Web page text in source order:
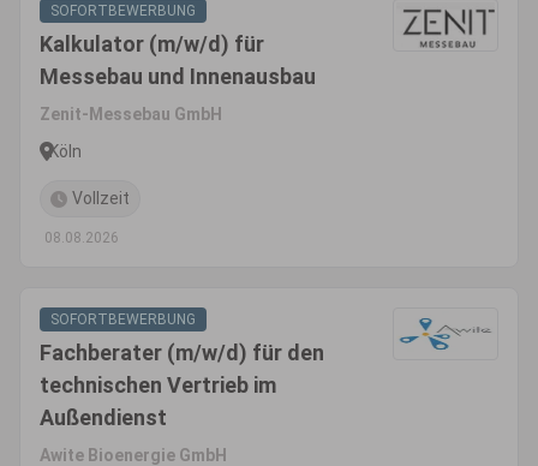
SOFORTBEWERBUNG
Kalkulator (m/w/d) für
Messebau und Innenausbau
Zenit-Messebau GmbH
Köln
Vollzeit
08.08.2026
SOFORTBEWERBUNG
Fachberater (m/w/d) für den
technischen Vertrieb im
Außendienst
Awite Bioenergie GmbH